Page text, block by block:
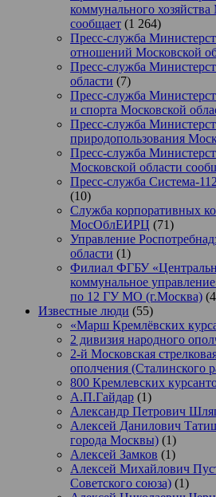
коммунального
сообщает (1 264)
Пресс-служба
отношений Московской
Пресс-служба
области (7)
Пресс-служба
и спорта Московской
Пресс-служба
природопользования
Пресс-служба
Московской области
Пресс-служба Система-
(10)
Служба корпоративных
МосОблЕИРЦ (71)
Управление
области (1)
Филиал ФГБУ
коммунальное
по 12 ГУ МО (г.Москва)
Известные люди (55)
«Марш Кремлёвских
2 дивизия народного
2-й Московская
ополчения (Сталинского
800 Кремлевских
А.П.Гайдар (1)
Александр Петрович
Алексей Данилович
города Москвы) (1)
Алексей Замков (1)
Алексей Михайлович
Советского союза) (1)